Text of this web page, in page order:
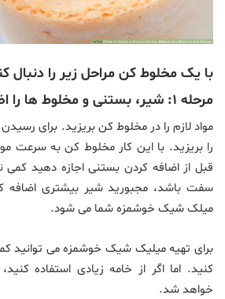
با یک مخلوط کن مراحل زیر را دنبال
مرحله ۱: شیر، بستنی و مخلوط ها را اضافه کنید
مواد لازم را در مخلوط کن بریزید. برای
را بریزید. با این کار مخلوط کن به سرعت
قبل از اضافه کردن بستنی اجازه دهید
سفت باشد، مجبورید شیر بیشتری
میلک شیک خوشمزه شما می شود.
برای تهیه میلیک شیک خوشمزه می توانید
کنید. اما اگر از خامه زیادی استفاده
خواهد شد.